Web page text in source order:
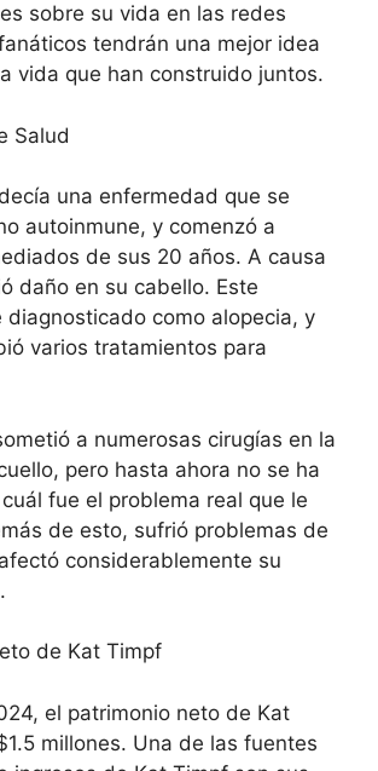
sobre su vida en las redes
tendrán una mejor idea
vida que han construido juntos.
Salud
una enfermedad que se
autoinmune, y comenzó a
de sus 20 años. A causa
daño en su cabello. Este
diagnosticado como alopecia, y
varios tratamientos para
a numerosas cirugías en la
pero hasta ahora no se ha
fue el problema real que le
de esto, sufrió problemas de
considerablemente su
de Kat Timpf
el patrimonio neto de Kat
millones. Una de las fuentes